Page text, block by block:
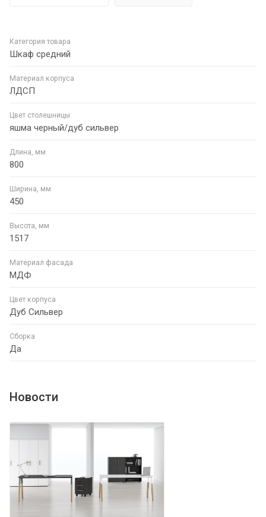
Категория товара
Шкаф средний
Материал корпуса
ЛДСП
Цвет столешницы
яшма черный/дуб сильвер
Длина, мм
800
Ширина, мм
450
Высота, мм
1517
Материал фасада
МДФ
Цвет корпуса
Дуб Сильвер
Сборка
Да
Новости